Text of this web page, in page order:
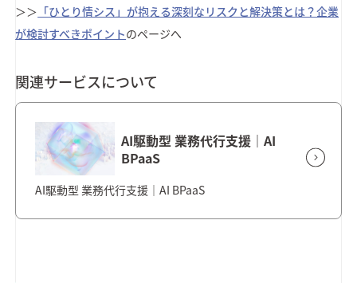
＞＞ 「ひとり情シス」が抱える深刻なリスクと解決策とは？企業
が検討すべきポイントのページへ
関連サービスについて
AI駆動型 業務代行支援｜AI
BPaaS
AI駆動型 業務代行支援｜AI BPaaS